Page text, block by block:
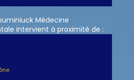
Médecine
intervient à proximité de :